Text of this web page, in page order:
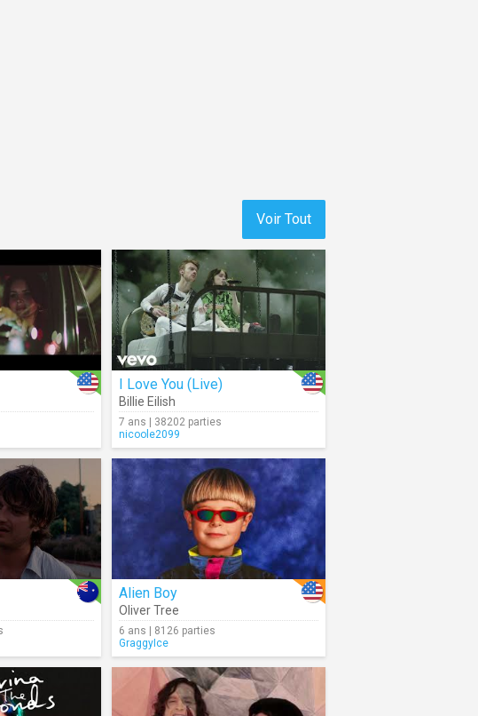
Voir Tout
I Love You (Live)
Billie Eilish
7 ans | 38202 parties
nicoole2099
Alien Boy
Oliver Tree
6 ans | 8126 parties
GraggyIce